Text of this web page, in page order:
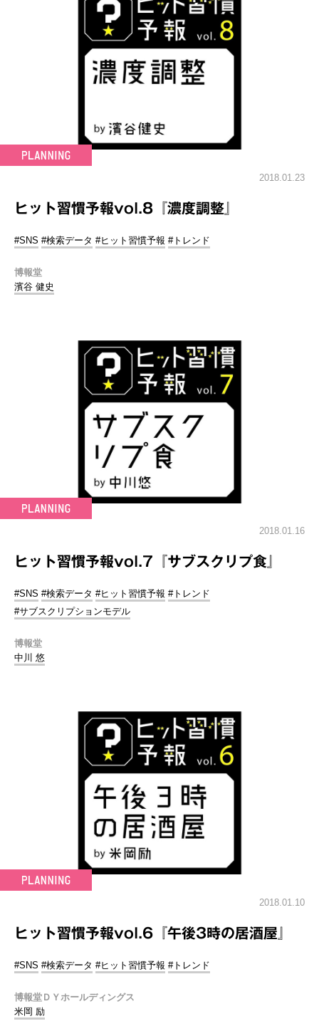
2018.01.23
ヒット習慣予報vol.8『濃度調整』
#SNS #検索データ #ヒット習慣予報 #トレンド
博報堂
濱谷 健史
2018.01.16
ヒット習慣予報vol.7『サブスクリプ食』
#SNS #検索データ #ヒット習慣予報 #トレンド
#サブスクリプションモデル
博報堂
中川 悠
2018.01.10
ヒット習慣予報vol.6『午後3時の居酒屋』
#SNS #検索データ #ヒット習慣予報 #トレンド
博報堂ＤＹホールディングス
米岡 励